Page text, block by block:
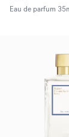
Eau de parfum